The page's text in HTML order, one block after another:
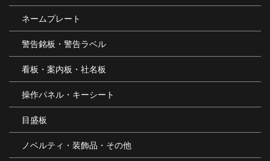
ネームプレート
警告銘板・警告ラベル
看板・案内板・社名板
操作パネル・キーシート
目盛板
ノベルティ・装飾品・その他